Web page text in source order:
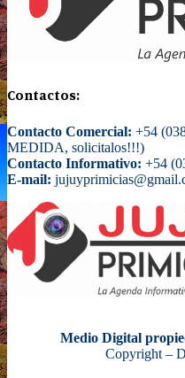
Contactos:
Contacto Comercial: +54
MEDIDA, solicitalos!!!)
Contacto Informativo: +54
E-mail:
Medio Digital
Copyright –